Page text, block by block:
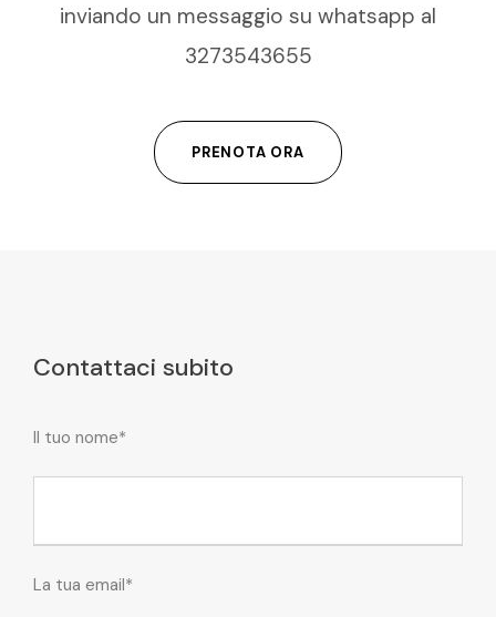
inviando un messaggio su whatsapp al
3273543655
PRENOTA ORA
Contattaci subito
Il tuo nome*
La tua email*